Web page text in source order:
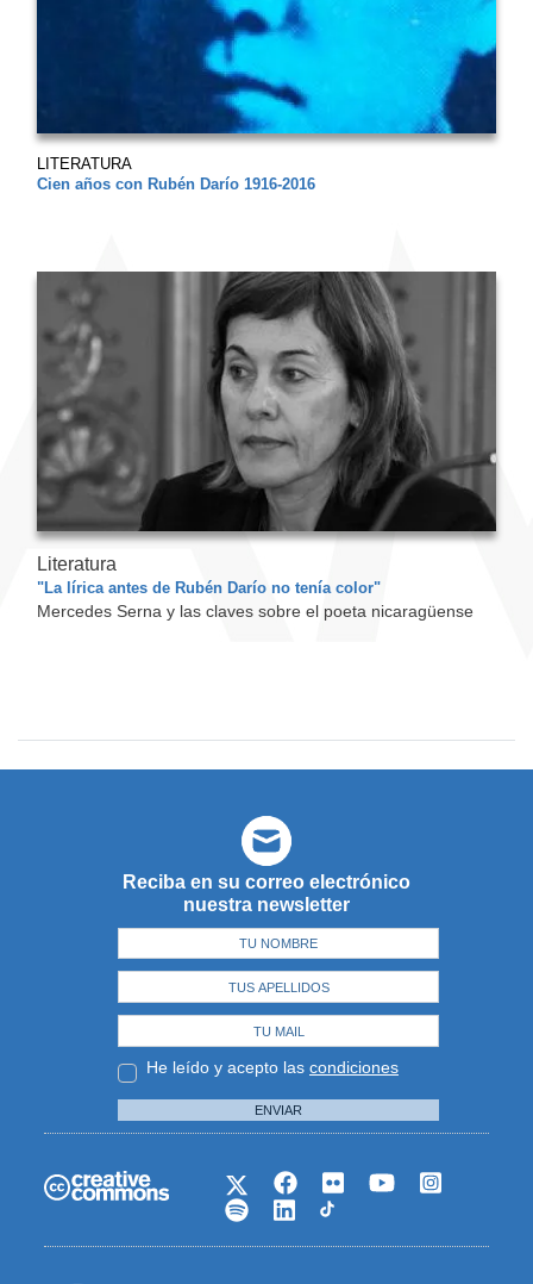
LITERATURA
Cien años con Rubén Darío 1916-2016
Literatura
"La lírica antes de Rubén Darío no tenía color"
Mercedes Serna y las claves sobre el poeta nicaragüense
Reciba en su correo electrónico
nuestra newsletter
He leído y acepto las condiciones
ENVIAR